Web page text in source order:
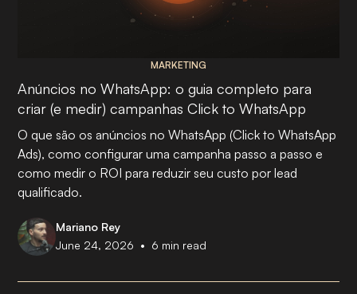
MARKETING
Anúncios no WhatsApp: o guia completo para
criar (e medir) campanhas Click to WhatsApp
O que são os anúncios no WhatsApp (Click to WhatsApp
Ads), como configurar uma campanha passo a passo e
como medir o ROI para reduzir seu custo por lead
qualificado.
Mariano Rey
June 24, 2026 • 6 min read